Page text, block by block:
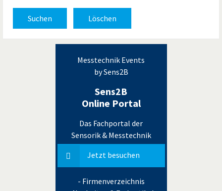
Suchen Löschen
Messtechnik Events
by Sens2B
Sens2B
Online Portal
Das Fachportal der
Sensorik & Messtechnik
Jetzt besuchen
- Firmenverzeichnis